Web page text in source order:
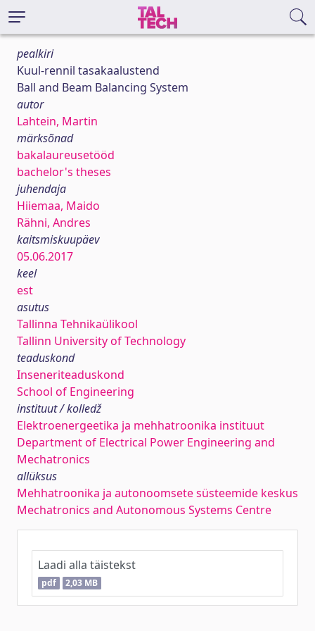
pealkiri
Kuul-rennil tasakaalustend
Ball and Beam Balancing System
autor
Lahtein, Martin
märksõnad
bakalaureusetööd
bachelor's theses
juhendaja
Hiiemaa, Maido
Rähni, Andres
kaitsmiskuupäev
05.06.2017
keel
est
asutus
Tallinna Tehnikaülikool
Tallinn University of Technology
teaduskond
Inseneriteaduskond
School of Engineering
instituut / kolledž
Elektroenergeetika ja mehhatroonika instituut
Department of Electrical Power Engineering and
Mechatronics
allüksus
Mehhatroonika ja autonoomsete süsteemide keskus
Mechatronics and Autonomous Systems Centre
Laadi alla täistekst
pdf 2,03 MB